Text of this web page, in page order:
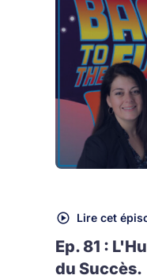
Lire cet
Ep. 81 :
du Succès.